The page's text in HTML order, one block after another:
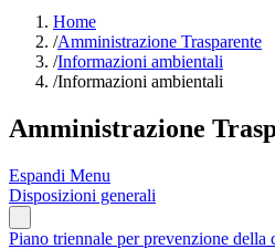
Home
/Amministrazione Trasparente
/Informazioni ambientali
/Informazioni ambientali
Amministrazione
Espandi Menu
Disposizioni generali
Piano triennale per prevenzione della